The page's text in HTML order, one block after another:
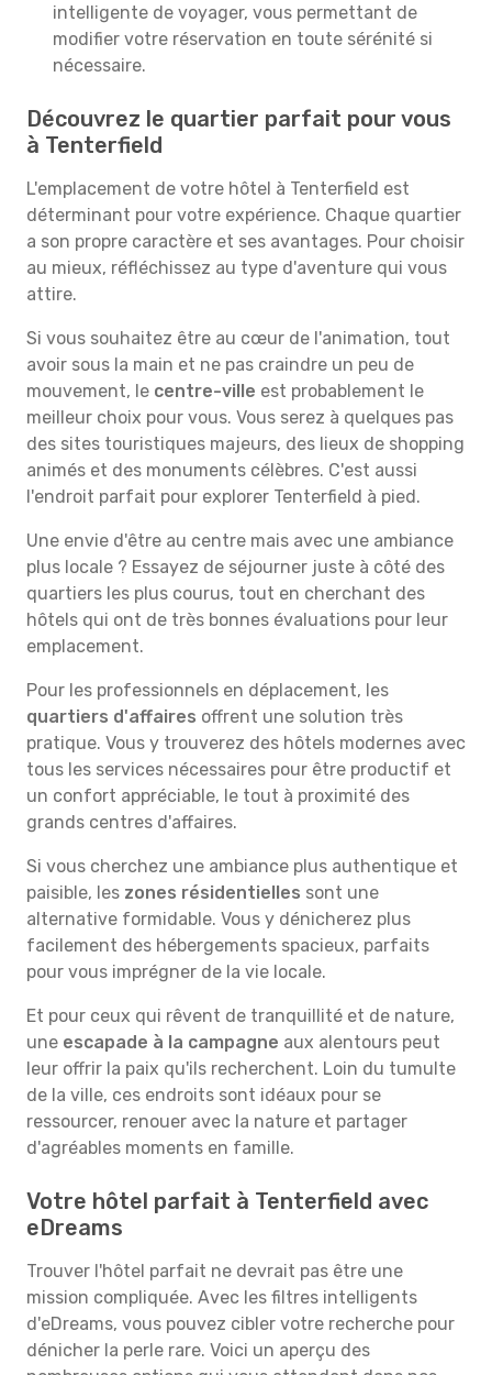
intelligente de voyager, vous permettant de
modifier votre réservation en toute sérénité si
nécessaire.
Découvrez le quartier parfait pour vous
à Tenterfield
L'emplacement de votre hôtel à Tenterfield est
déterminant pour votre expérience. Chaque quartier
a son propre caractère et ses avantages. Pour choisir
au mieux, réfléchissez au type d'aventure qui vous
attire.
Si vous souhaitez être au cœur de l'animation, tout
avoir sous la main et ne pas craindre un peu de
mouvement, le centre-ville est probablement le
meilleur choix pour vous. Vous serez à quelques pas
des sites touristiques majeurs, des lieux de shopping
animés et des monuments célèbres. C'est aussi
l'endroit parfait pour explorer Tenterfield à pied.
Une envie d'être au centre mais avec une ambiance
plus locale ? Essayez de séjourner juste à côté des
quartiers les plus courus, tout en cherchant des
hôtels qui ont de très bonnes évaluations pour leur
emplacement.
Pour les professionnels en déplacement, les
quartiers d'affaires offrent une solution très
pratique. Vous y trouverez des hôtels modernes avec
tous les services nécessaires pour être productif et
un confort appréciable, le tout à proximité des
grands centres d'affaires.
Si vous cherchez une ambiance plus authentique et
paisible, les zones résidentielles sont une
alternative formidable. Vous y dénicherez plus
facilement des hébergements spacieux, parfaits
pour vous imprégner de la vie locale.
Et pour ceux qui rêvent de tranquillité et de nature,
une escapade à la campagne aux alentours peut
leur offrir la paix qu'ils recherchent. Loin du tumulte
de la ville, ces endroits sont idéaux pour se
ressourcer, renouer avec la nature et partager
d'agréables moments en famille.
Votre hôtel parfait à Tenterfield avec
eDreams
Trouver l'hôtel parfait ne devrait pas être une
mission compliquée. Avec les filtres intelligents
d'eDreams, vous pouvez cibler votre recherche pour
dénicher la perle rare. Voici un aperçu des